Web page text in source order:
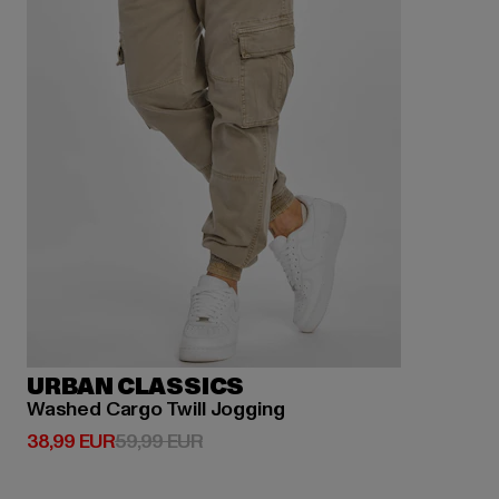
URBAN CLASSICS
Washed Cargo Twill Jogging
38,99 EUR
Derzeitiger Preis: 38,99 EUR
59,99 EURAktionspreis: 59,99 EUR